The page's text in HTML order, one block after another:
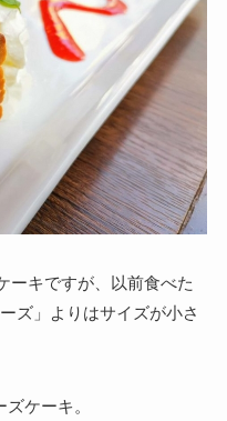
ーキですが、以前食べた
ズ」よりはサイズが小さ
ケーキ。